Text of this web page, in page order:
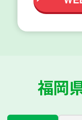
福岡